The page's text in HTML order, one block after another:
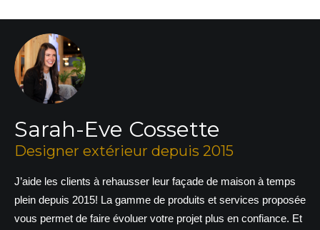
Sarah-Eve Cossette
Designer extérieur depuis 2015
J’aide les clients à rehausser leur façade de maison à temps
plein depuis 2015! La gamme de produits et services proposée
vous permet de faire évoluer votre projet plus en confiance. Et